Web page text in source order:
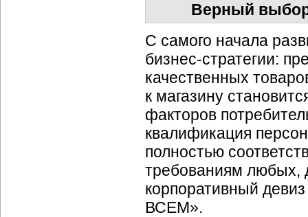
Верный
С самого начала
бизнес-стратегии:
качественных
к магазину
факторов
квалификация
полностью
требованиям любых,
корпоративный
ВСЕМ».